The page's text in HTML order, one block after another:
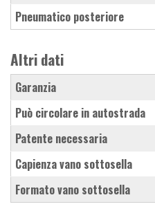
Pneumatico posteriore
Altri dati
Garanzia
Può circolare in autostrada
Patente necessaria
Capienza vano sottosella
Formato vano sottosella